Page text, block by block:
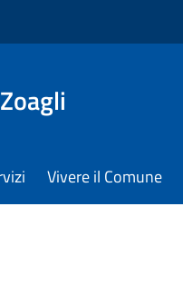
Vivere il Comune